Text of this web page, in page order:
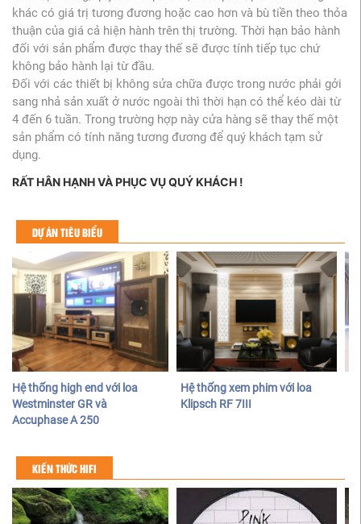
khác có giá trị tương đương hoặc cao hơn và bù tiền theo thỏa
thuận của giá cả hiện hành trên thị trường. Thời hạn bảo hành
đối với sản phẩm được thay thế sẽ được tính tiếp tục chứ
không bảo hành lại từ đầu.
Đối với các thiết bị không sửa chữa được trong nước phải gởi
sang nhả sản xuất ở nước ngoài thì thời hạn có thể kéo dài từ
4 đến 6 tuần. Trong trường hợp này cửa hàng sẽ thay thế một
sản phẩm có tính năng tương đương để quý khách tạm sử
dụng.
RẤT HÂN HẠNH VÀ PHỤC VỤ QUÝ KHÁCH !
DỰ ÁN TIÊU BIỂU
Hệ thống high end với loa
Westminster GR và
Accuphase A 250
Hệ thống xem phim với loa
Klipsch RF 7III
KIẾN THỨC HIFI